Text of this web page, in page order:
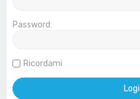
Password:
Ricordami